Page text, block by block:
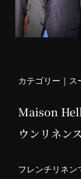
カテゴリー｜ ス
Maison
ウンリネン
フレンチリネン